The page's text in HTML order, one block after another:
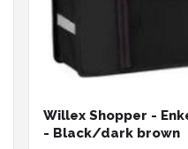
Willex Shopper -
- Black/dark brown